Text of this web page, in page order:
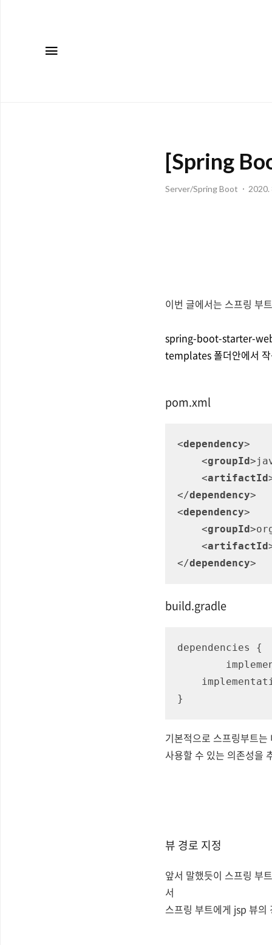
[Spring
Server/Spring Boot 2020.
이번 글에서는 스프링 부
spring-boot-starter-web
templates 폴더안에서 작
pom.xml
<dependency>
<groupId>
<artifactId
</dependency>
<dependency>
<groupId>
<artifactId
</dependency>
build.gradle
dependencies {
}
기본적으로 스프링부트
사용할 수 있는 의존성을
뷰 경로 지정
앞서 말했듯이 스프링
서
스프링 부트에게 jsp 뷰의